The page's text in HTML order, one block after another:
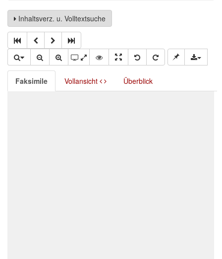
Inhaltsverz. u. Volltextsuche
Faksimile Vollansicht Überblick